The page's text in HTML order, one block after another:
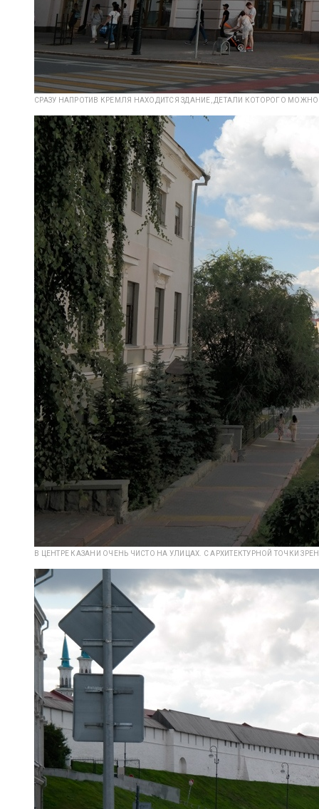
СРАЗУ НАПРОТИВ КРЕМЛЯ НАХОДИТСЯ ЗДАНИЕ, ДЕТАЛИ КОТОРОГО
В ЦЕНТРЕ КАЗАНИ ОЧЕНЬ ЧИСТО НА УЛИЦАХ. С АРХИТЕКТУРНОЙ ТОЧКИ